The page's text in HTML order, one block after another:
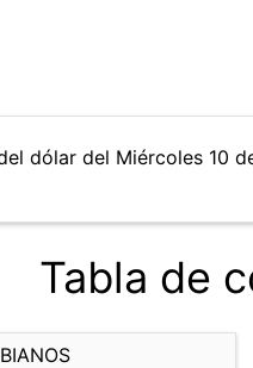
dólar del Miércoles 10
Tabla de